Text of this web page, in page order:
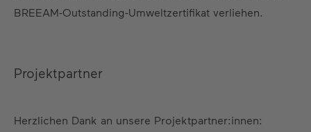
BREEAM-Outstanding-Umweltzertifikat verliehen.
Projektpartner
Herzlichen Dank an unsere Projektpartner:innen: